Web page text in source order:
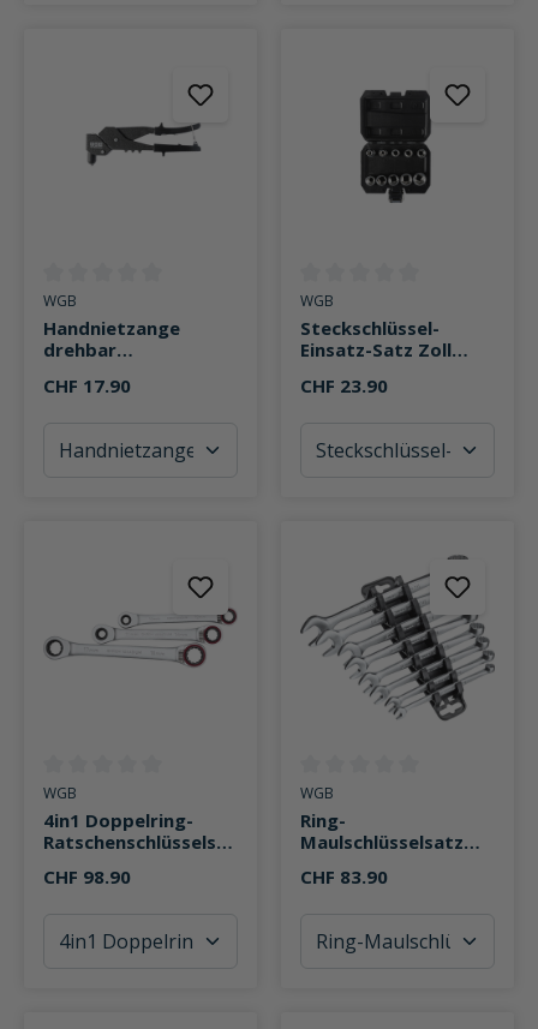
Durchschnittliche Bewertung von 0 von 5 Sternen
WGB
Handnietzange
drehbar
285mm
CHF 17.90
Durchschnittliche Bewertung
WGB
Steckschlüssel-
Einsatz-Satz Zoll
teilig
CHF 23.90
Durchschnittliche Bewertung von 0 von 5 Sternen
WGB
4in1 Doppelring-
Ratschenschlüsselsat
CHF 98.90
Durchschnittliche Bewertung
WGB
Ring-
Maulschlüsselsatz
teilig
CHF 83.90